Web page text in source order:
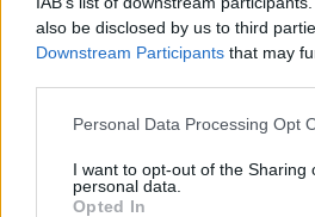
also be disclosed by us to third
Downstream Participants that may
Personal Data Processing Opt
I want to opt-out of the Sharing
personal data.
Opted In
hétvégén a
Fővárosi
Szedd magad
a legjobb